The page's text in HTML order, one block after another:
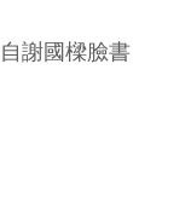
謝國樑臉書